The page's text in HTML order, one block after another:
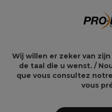
Wij willen er zeker van
de taal die u wenst. /
que vous consultez
vous